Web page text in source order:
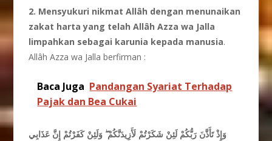
2. Mensyukuri nikmat Allâh dengan menunaikan
zakat harta yang telah Allâh Azza wa Jalla
limpahkan sebagai karunia kepada manusia.
Allâh Azza wa Jalla berfirman :
Baca Juga Pandangan Syariat Terhadap
Pajak dan Bea Cukai
وَإِذْ تَأَذَّنَ رَبُّكُمْ لَئِنْ شَكَرْتُمْ لَأَزِيدَنَّكُمْ ۖ وَلَئِنْ كَفَرْتُمْ إِنَّ عَذَابِي